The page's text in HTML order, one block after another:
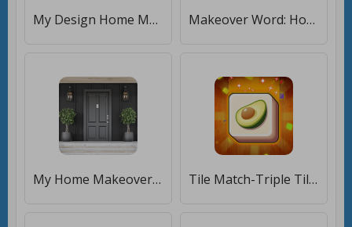
My Design Home Makeover: Dream House of Words Game [Много денег] Makeover Word: Home Design [Мод меню]
My Home Makeover Design: Games [Бесплатные покупки] Tile Match-Triple Tile Master [Мод меню]